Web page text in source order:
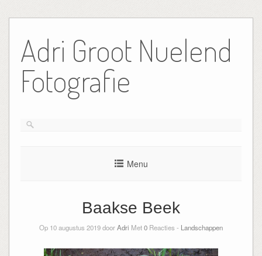
de
inhoud
Adri Groot Nuelend
Fotografie
Menu
Baakse Beek
Op 10 augustus 2019 doorAdri Met0 Reacties - Landschappen